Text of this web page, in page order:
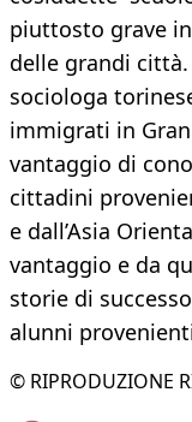
piuttosto grave
delle grandi
sociologa
immigrati in
vantaggio di
cittadini
e dall’Asia
vantaggio e da
storie di
alunni
© RIPRODUZIONE